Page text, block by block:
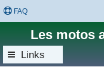
FAQ
Les motos
Links